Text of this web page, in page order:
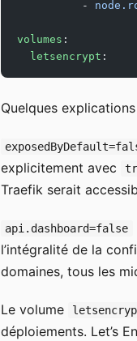
          -
volumes :
  letsencrypt
:
Quelques explications
explicitement avec
Traefik serait
api.dashboard=false
l’intégralité de la
domaines, tous les
Le volume
déploiements. Let’s